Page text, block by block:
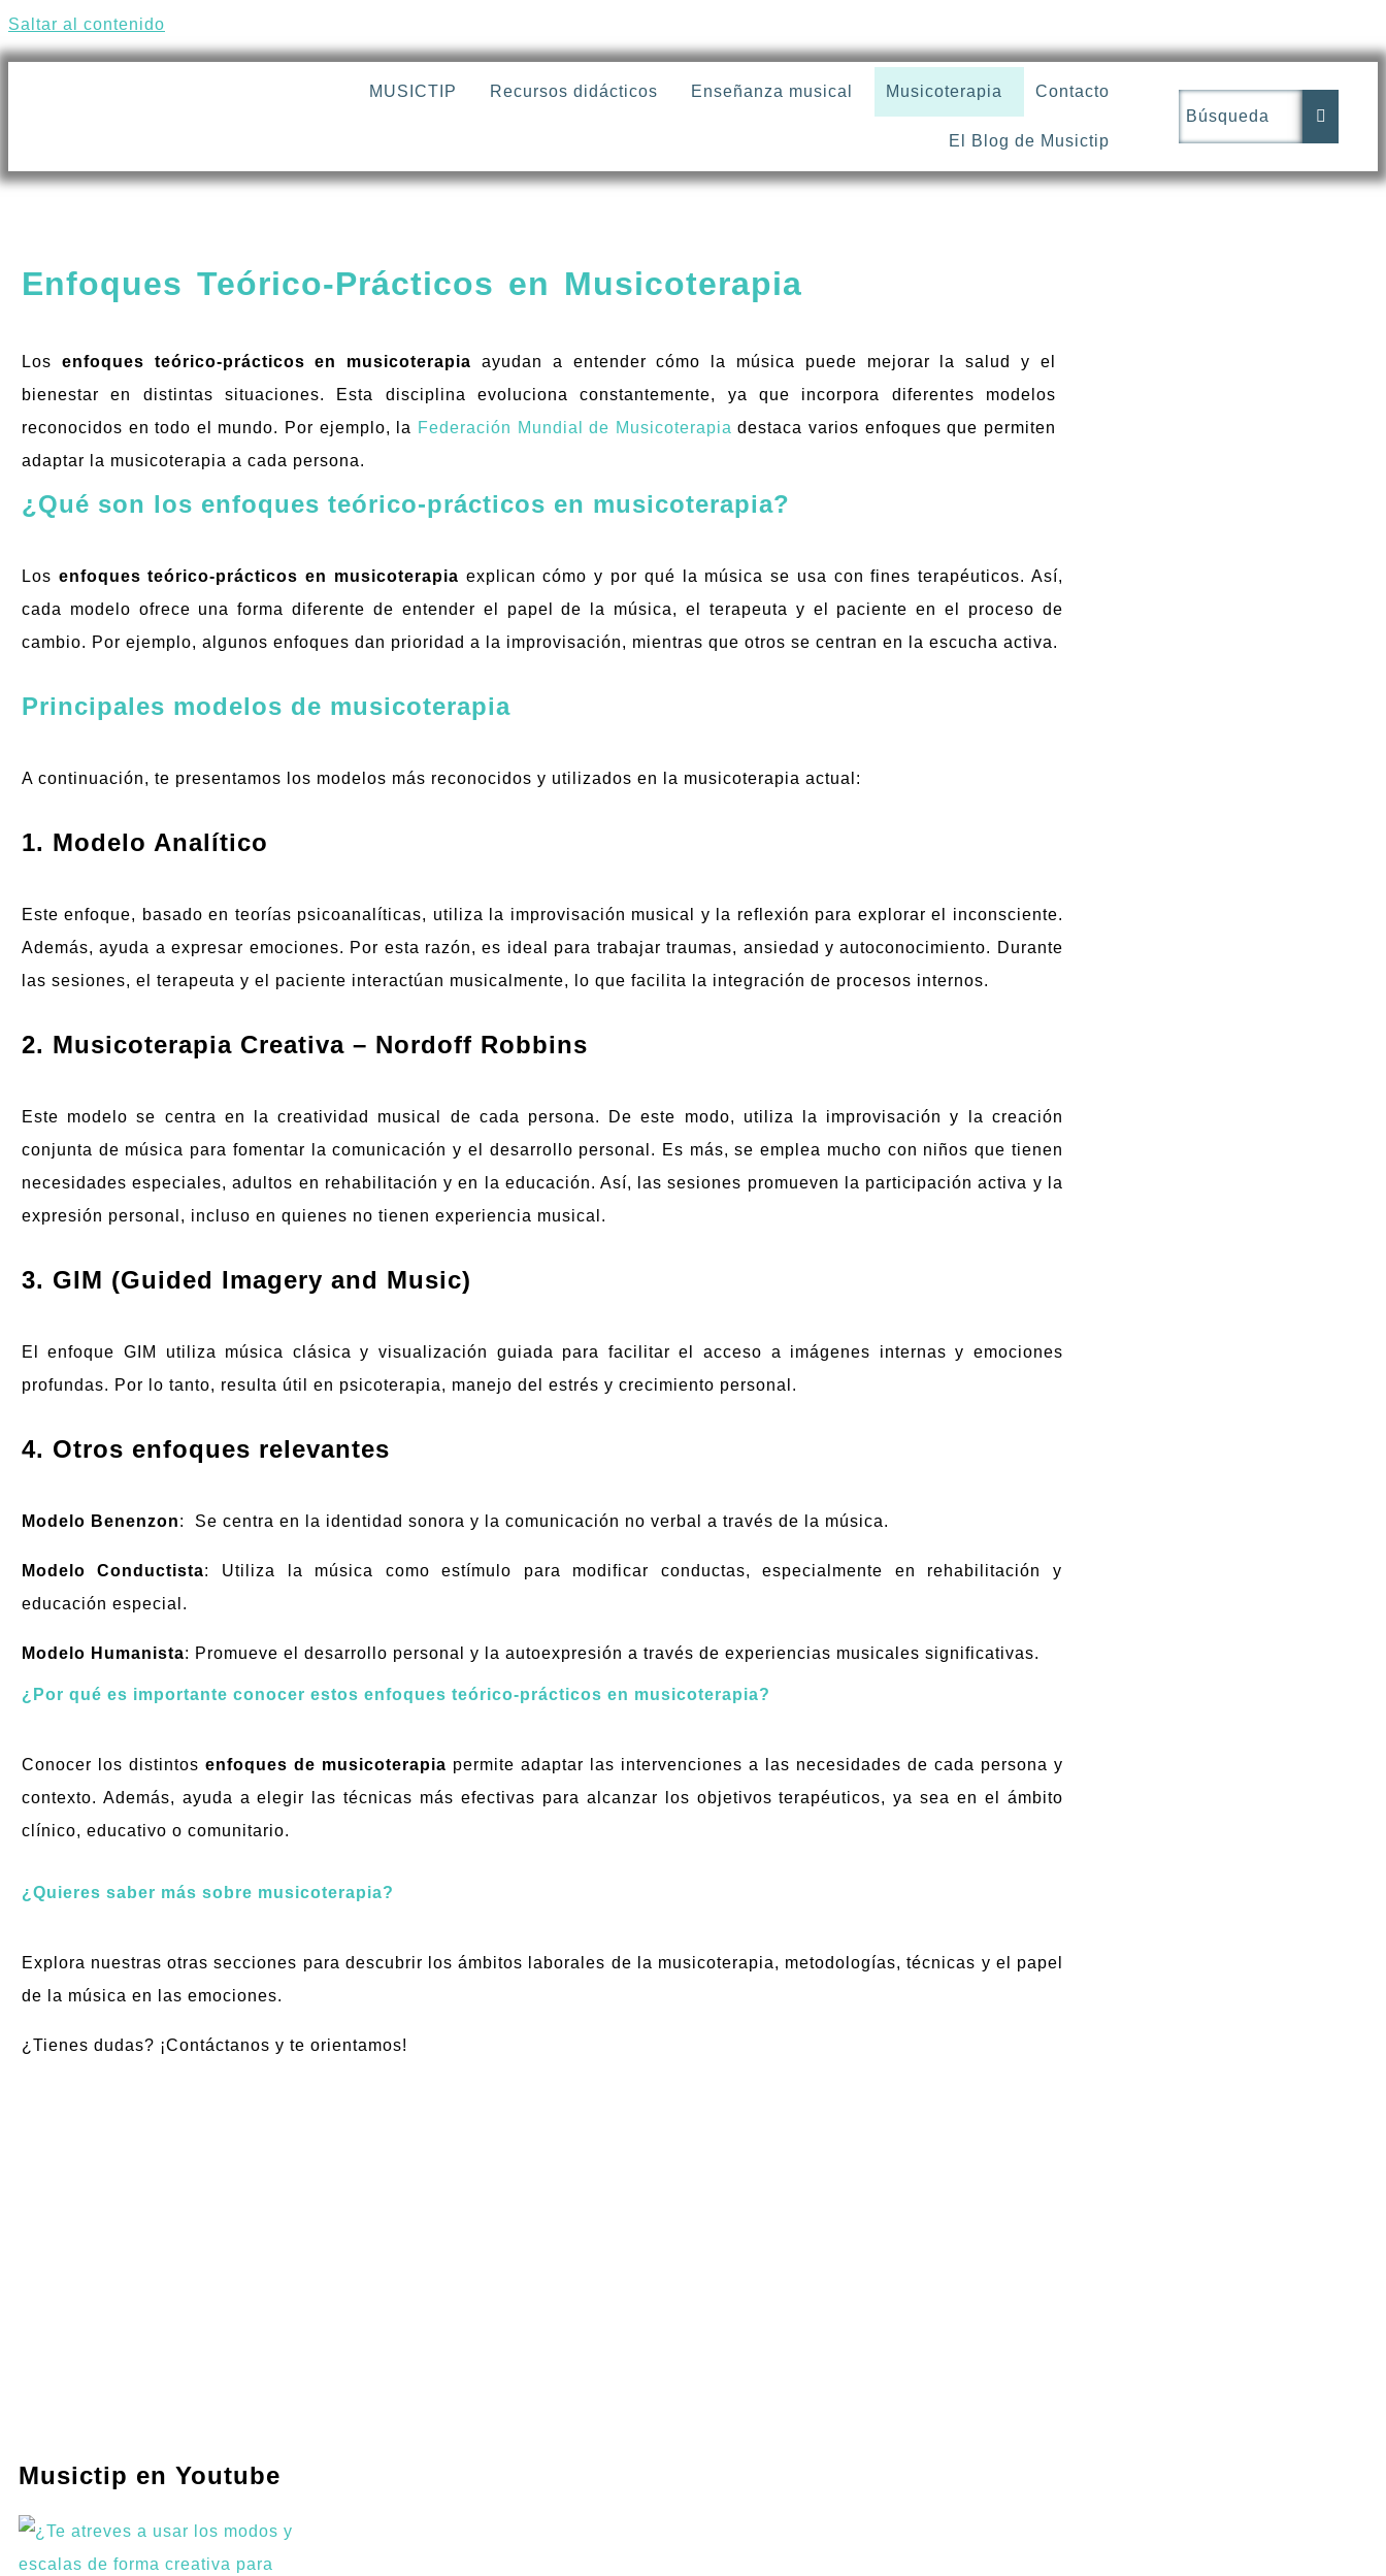
Saltar al contenido
MUSICTIP Recursos didácticos Enseñanza musical Musicoterapia Contacto
El Blog de Musictip
Enfoques Teórico-Prácticos en Musicoterapia
Los enfoques teórico-prácticos en musicoterapia ayudan a entender cómo la música puede mejorar la salud y el
bienestar en distintas situaciones. Esta disciplina evoluciona constantemente, ya que incorpora diferentes modelos
reconocidos en todo el mundo. Por ejemplo, la Federación Mundial de Musicoterapia destaca varios enfoques que permiten
adaptar la musicoterapia a cada persona.
¿Qué son los enfoques teórico-prácticos en musicoterapia?
Los enfoques teórico-prácticos en musicoterapia explican cómo y por qué la música se usa con fines terapéuticos. Así,
cada modelo ofrece una forma diferente de entender el papel de la música, el terapeuta y el paciente en el proceso de
cambio. Por ejemplo, algunos enfoques dan prioridad a la improvisación, mientras que otros se centran en la escucha activa.
Principales modelos de musicoterapia
A continuación, te presentamos los modelos más reconocidos y utilizados en la musicoterapia actual:
1. Modelo Analítico
Este enfoque, basado en teorías psicoanalíticas, utiliza la improvisación musical y la reflexión para explorar el inconsciente.
Además, ayuda a expresar emociones. Por esta razón, es ideal para trabajar traumas, ansiedad y autoconocimiento. Durante
las sesiones, el terapeuta y el paciente interactúan musicalmente, lo que facilita la integración de procesos internos.
2. Musicoterapia Creativa – Nordoff Robbins
Este modelo se centra en la creatividad musical de cada persona. De este modo, utiliza la improvisación y la creación
conjunta de música para fomentar la comunicación y el desarrollo personal. Es más, se emplea mucho con niños que tienen
necesidades especiales, adultos en rehabilitación y en la educación. Así, las sesiones promueven la participación activa y la
expresión personal, incluso en quienes no tienen experiencia musical.
3. GIM (Guided Imagery and Music)
El enfoque GIM utiliza música clásica y visualización guiada para facilitar el acceso a imágenes internas y emociones
profundas. Por lo tanto, resulta útil en psicoterapia, manejo del estrés y crecimiento personal.
4. Otros enfoques relevantes
Modelo Benenzon: Se centra en la identidad sonora y la comunicación no verbal a través de la música.
Modelo Conductista: Utiliza la música como estímulo para modificar conductas, especialmente en rehabilitación y
educación especial.
Modelo Humanista: Promueve el desarrollo personal y la autoexpresión a través de experiencias musicales significativas.
¿Por qué es importante conocer estos enfoques teórico-prácticos en musicoterapia?
Conocer los distintos enfoques de musicoterapia permite adaptar las intervenciones a las necesidades de cada persona y
contexto. Además, ayuda a elegir las técnicas más efectivas para alcanzar los objetivos terapéuticos, ya sea en el ámbito
clínico, educativo o comunitario.
¿Quieres saber más sobre musicoterapia?
Explora nuestras otras secciones para descubrir los ámbitos laborales de la musicoterapia, metodologías, técnicas y el papel
de la música en las emociones.
¿Tienes dudas? ¡Contáctanos y te orientamos!
Musictip en Youtube